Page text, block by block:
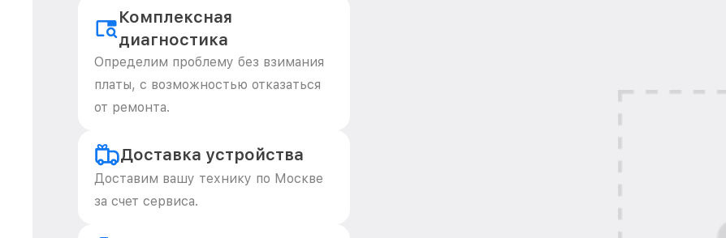
Комплексная
диагностика
Определим проблему без взимания
платы, с возможностью отказаться
от ремонта.
Доставка устройства
Доставим вашу технику по Москве
за счет сервиса.